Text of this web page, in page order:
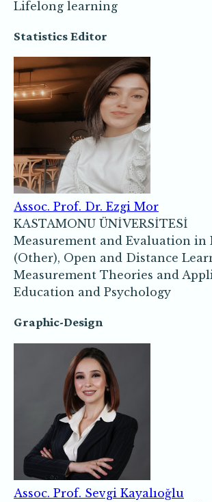
Lifelong learning
Statistics Editor
Assoc. Prof. Dr. Ezgi Mor
KASTAMONU ÜNİVERSİTESİ
Measurement and Evaluation in
(Other), Open and Distance
Measurement Theories and
Education and Psychology
Graphic-Design
Assoc. Prof. Sevgi Kayalıoğlu